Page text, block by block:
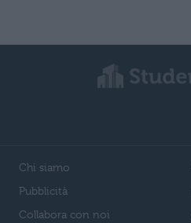
Chi siamo
Pubblicità
Collabora con noi